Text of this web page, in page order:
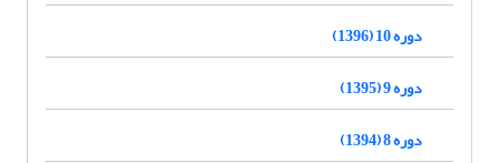
دوره 10 (1396)
دوره 9 (1395)
دوره 8 (1394)